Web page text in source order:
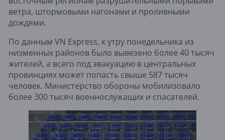
ветра, штормовыми нагонами и проливными
дождями.
По данным VN Express, к утру понедельника из
низменных районов было вывезено более 40 тысяч
жителей, а всего под эвакуацию в центральных
провинциях может попасть свыше 587 тысяч
человек. Министерство обороны мобилизовало
более 300 тысяч военнослужащих и спасателей.